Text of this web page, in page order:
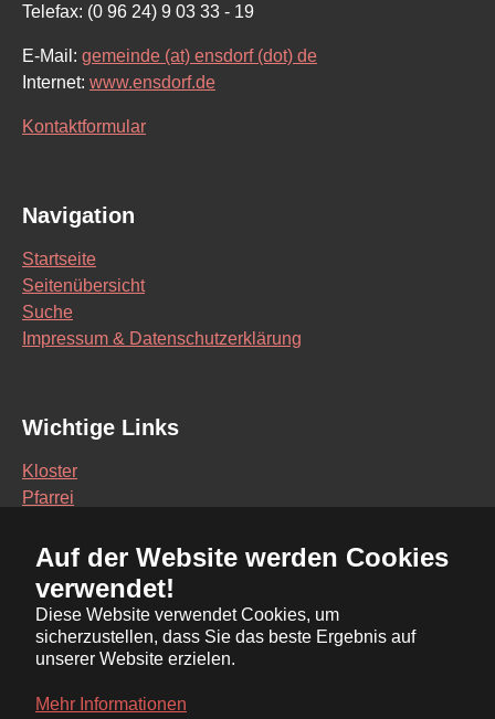
Auf der Website werden Cookies
verwendet!
Diese Website verwendet Cookies, um
sicherzustellen, dass Sie das beste Ergebnis auf
unserer Website erzielen.
Mehr Informationen
Telefax: (0 96 24) 9 03 33 - 19
E-Mail: gemeinde (at) ensdorf (dot) de
Internet: www.ensdorf.de
Kontaktformular
Navigation
Startseite
Seitenübersicht
Suche
Impressum & Datenschutzerklärung
Wichtige Links
Kloster
Pfarrei
Vereine
Interaktive Karte
Bürgerservice Online
Ratsinformationssystem